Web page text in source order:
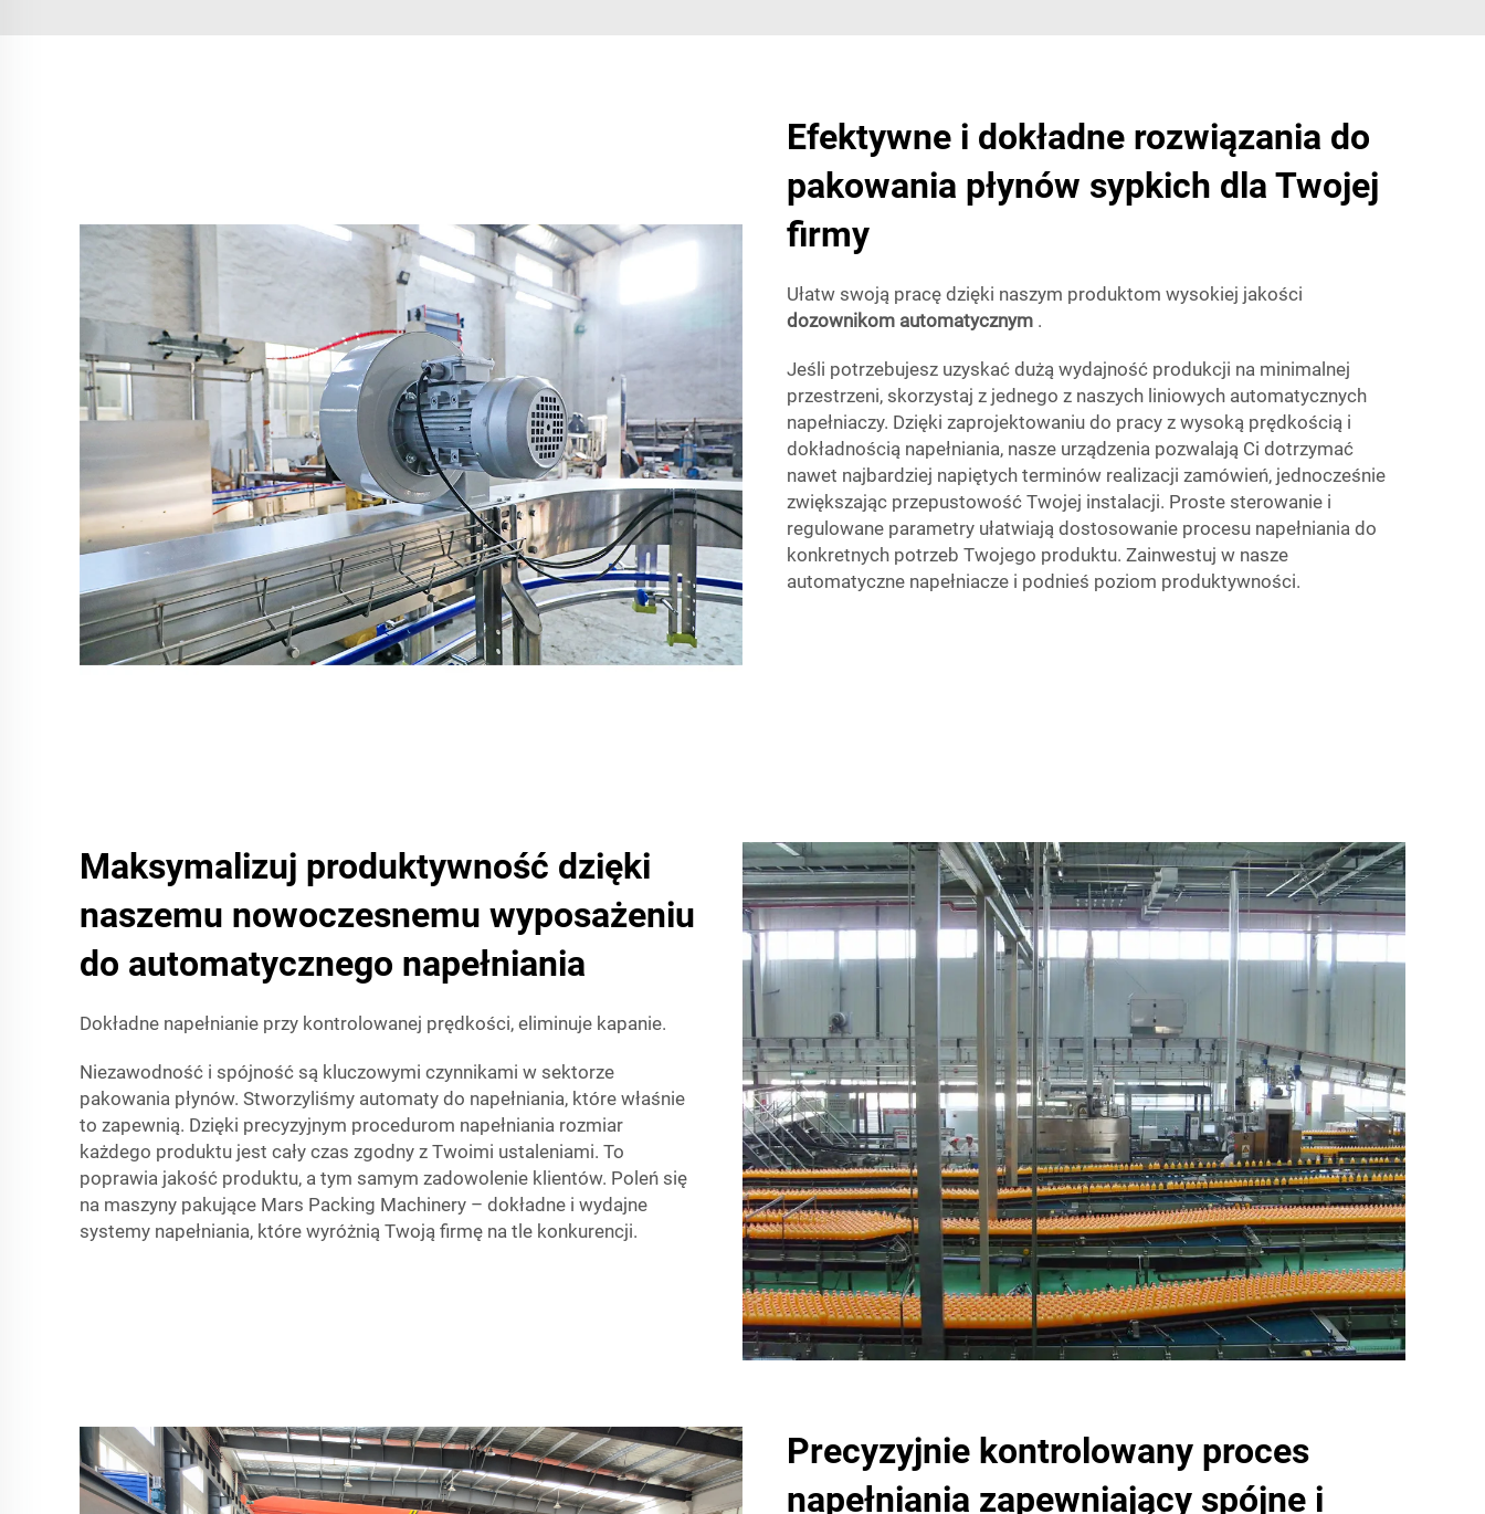
Efektywne i dokładne rozwiązania do
pakowania płynów sypkich dla Twojej
firmy
Ułatw swoją pracę dzięki naszym produktom wysokiej jakości
dozownikom automatycznym .
Jeśli potrzebujesz uzyskać dużą wydajność produkcji na minimalnej
przestrzeni, skorzystaj z jednego z naszych liniowych automatycznych
napełniaczy. Dzięki zaprojektowaniu do pracy z wysoką prędkością i
dokładnością napełniania, nasze urządzenia pozwalają Ci dotrzymać
nawet najbardziej napiętych terminów realizacji zamówień, jednocześnie
zwiększając przepustowość Twojej instalacji. Proste sterowanie i
regulowane parametry ułatwiają dostosowanie procesu napełniania do
konkretnych potrzeb Twojego produktu. Zainwestuj w nasze
automatyczne napełniacze i podnieś poziom produktywności.
Maksymalizuj produktywność dzięki
naszemu nowoczesnemu wyposażeniu
do automatycznego napełniania
Dokładne napełnianie przy kontrolowanej prędkości, eliminuje kapanie.
Niezawodność i spójność są kluczowymi czynnikami w sektorze
pakowania płynów. Stworzyliśmy automaty do napełniania, które właśnie
to zapewnią. Dzięki precyzyjnym procedurom napełniania rozmiar
każdego produktu jest cały czas zgodny z Twoimi ustaleniami. To
poprawia jakość produktu, a tym samym zadowolenie klientów. Poleń się
na maszyny pakujące Mars Packing Machinery – dokładne i wydajne
systemy napełniania, które wyróżnią Twoją firmę na tle konkurencji.
Precyzyjnie kontrolowany proces
napełniania zapewniający spójne i